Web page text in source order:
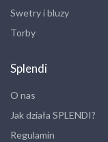
Swetry i bluzy
Torby
Splendi
O nas
Jak działa SPLENDI?
Regulamin